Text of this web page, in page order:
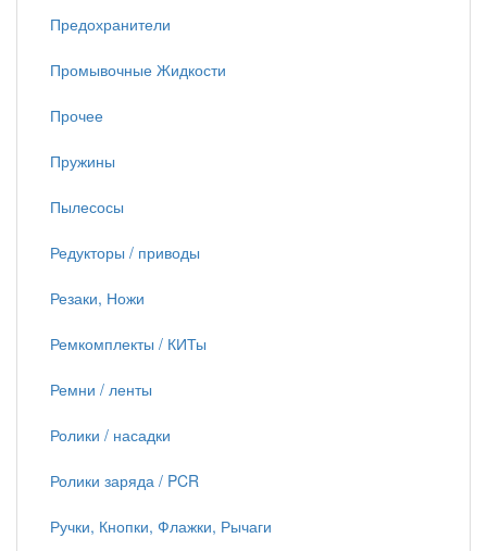
Предохранители
Промывочные Жидкости
Прочее
Пружины
Пылесосы
Редукторы / приводы
Резаки, Ножи
Ремкомплекты / КИТы
Ремни / ленты
Ролики / насадки
Ролики заряда / PCR
Ручки, Кнопки, Флажки, Рычаги